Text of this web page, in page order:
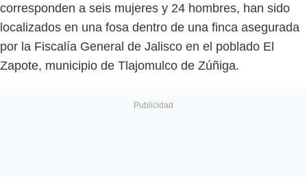
corresponden a seis mujeres y 24 hombres, han sido
localizados en una fosa dentro de una finca asegurada
por la Fiscalía General de Jalisco en el poblado El
Zapote, municipio de Tlajomulco de Zúñiga.